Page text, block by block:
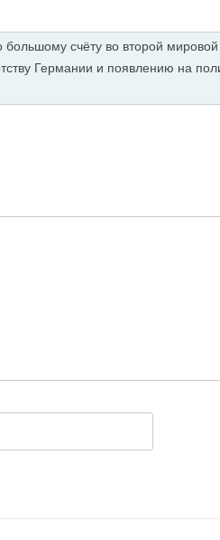
большому счёту во второй
Германии и появлению на